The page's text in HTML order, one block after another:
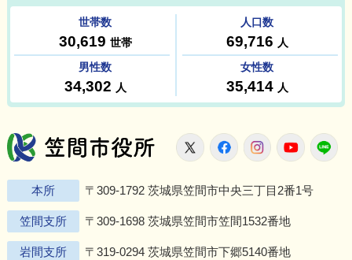
笠間市役所
X FacebookInstagram
本所 〒309-1792 茨城県笠間市中央三丁目2番1号
笠間支所 〒309-1698 茨城県笠間市笠間1532番地
岩間支所 〒319-0294 茨城県笠間市下郷5140番地